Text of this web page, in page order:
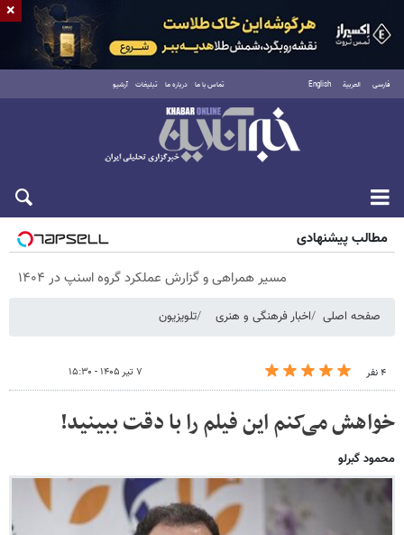
فارسی العربية English تماس با ما درباره ما تبلیغات آرشیو
پنجشنبه ۱۵ مرداد ۱۴۰۵
مطالب پیشنهادی
مسیر همراهی و گزارش عملکرد گروه اسنپ در ۱۴۰۴
صفحه اصلی اخبار فرهنگی و هنری تلویزیون
۴ نفر ۷ تیر ۱۴۰۵ - ۱۵:۳۰
خواهش می‌کنم این فیلم را با دقت ببینید!
محمود گبرلو
×